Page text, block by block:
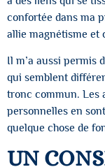
confortée dans ma
allie magnétisme et
Il m’a aussi permis
qui semblent
tronc commun. Les
personnelles en
quelque chose de
UN